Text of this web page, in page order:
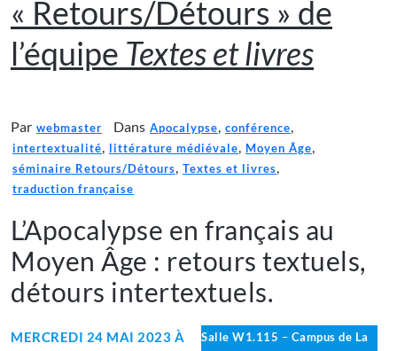
« Retours/Détours » de
l’équipe Textes et livres
Par webmaster Dans Apocalypse conférence
intertextualité littérature médiévale Moyen Âge
séminaire Retours/Détours Textes et livres
traduction française
L’Apocalypse en français au
Moyen Âge : retours textuels,
détours intertextuels.
MERCREDI 24 MAI 2023 À
Salle W1.115 – Campus de La